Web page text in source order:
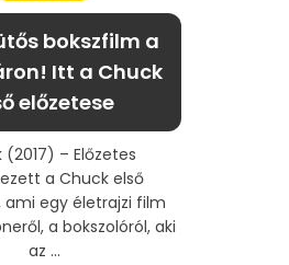
bokszfilm a
Itt a Chuck
előzetese
(2017) – Előzetes
a Chuck első
ami egy életrajzi film
a bokszolóról, aki
az ...